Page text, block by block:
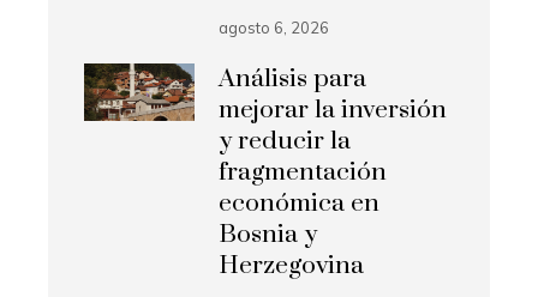
agosto 6, 2026
Análisis para
mejorar la inversión
y reducir la
fragmentación
económica en
Bosnia y
Herzegovina